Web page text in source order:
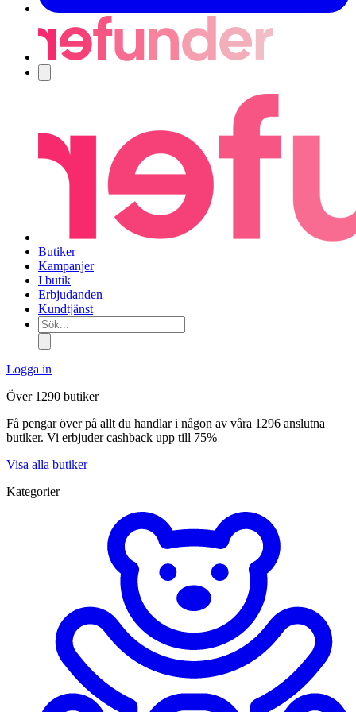
Butiker
Kampanjer
I butik
Erbjudanden
Kundtjänst
Sök...
Logga in
Över 1290 butiker
Få pengar över på allt du handlar i någon av våra 1296 anslutna
butiker. Vi erbjuder cashback upp till 75%
Visa alla butiker
Kategorier